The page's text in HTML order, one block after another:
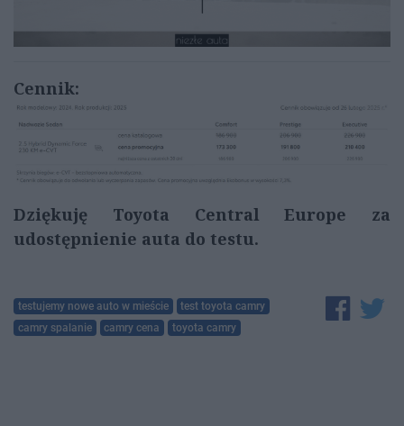
Cennik:
Dziękuję Toyota Central Europe za
udostępnienie auta do testu.
testujemy nowe auto w mieście
test toyota camry
camry spalanie
camry cena toyota camry